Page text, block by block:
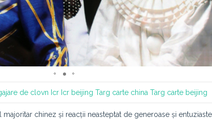
de clovn Icr Icr beijing Targ carte china Targ carte beijing
chinez și reacții neasteptat de generoase și